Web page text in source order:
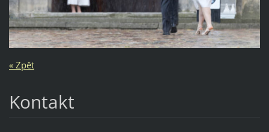
« Zpět
Kontakt